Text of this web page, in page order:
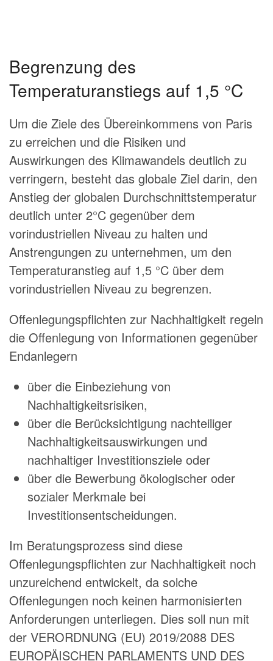
Begrenzung des
Temperaturanstiegs auf 1,5 °C
Um die Ziele des Übereinkommens von Paris
zu erreichen und die Risiken und
Auswirkungen des Klimawandels deutlich zu
verringern, besteht das globale Ziel darin, den
Anstieg der globalen Durchschnittstemperatur
deutlich unter 2°C gegenüber dem
vorindustriellen Niveau zu halten und
Anstrengungen zu unternehmen, um den
Temperaturanstieg auf 1,5 °C über dem
vorindustriellen Niveau zu begrenzen.
Offenlegungspflichten zur Nachhaltigkeit regeln
die Offenlegung von Informationen gegenüber
Endanlegern
über die Einbeziehung von
Nachhaltigkeitsrisiken,
über die Berücksichtigung nachteiliger
Nachhaltigkeitsauswirkungen und
nachhaltiger Investitionsziele oder
über die Bewerbung ökologischer oder
sozialer Merkmale bei
Investitionsentscheidungen.
Im Beratungsprozess sind diese
Offenlegungspflichten zur Nachhaltigkeit noch
unzureichend entwickelt, da solche
Offenlegungen noch keinen harmonisierten
Anforderungen unterliegen. Dies soll nun mit
der VERORDNUNG (EU) 2019/2088 DES
EUROPÄISCHEN PARLAMENTS UND DES